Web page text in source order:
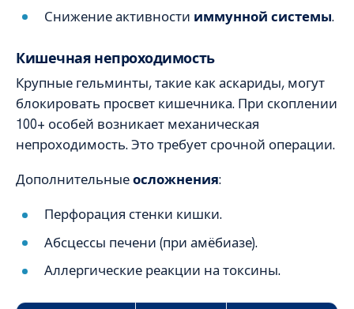
Снижение активности иммунной системы.
Кишечная непроходимость
Крупные гельминты, такие как аскариды, могут
блокировать просвет кишечника. При скоплении
100+ особей возникает механическая
непроходимость. Это требует срочной операции.
Дополнительныеосложнения:
Перфорация стенки кишки.
Абсцессы печени (при амёбиазе).
Аллергические реакции на токсины.